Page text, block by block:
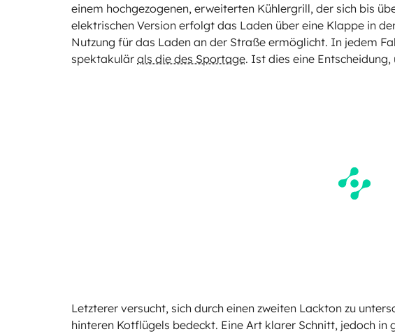
einem hochgezogenen, erweiterten Kühlergrill, der sich bis
elektrischen Version erfolgt das Laden über eine Klappe in
Nutzung für das Laden an der Straße ermöglicht. In jedem
spektakulär als die des Sportage. Ist dies eine
Letzterer versucht, sich durch einen zweiten Lackton zu
hinteren Kotflügels bedeckt. Eine Art klarer Schnitt, jedoch in